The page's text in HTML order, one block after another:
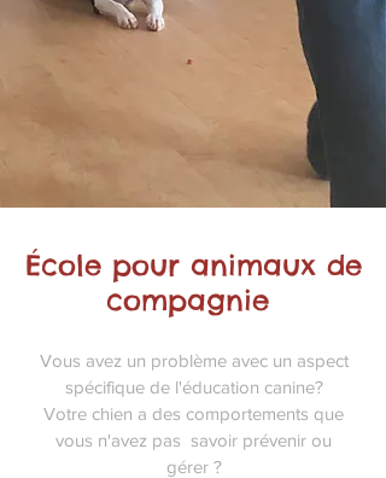
École pour animaux de
compagnie
Vous avez un problème avec un aspect
spécifique de l'éducation canine?
Votre chien a des comportements que
vous n'avez pas savoir prévenir ou
gérer ?